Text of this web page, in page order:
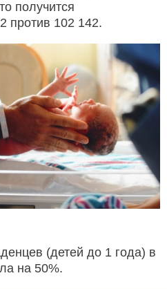
получится
против 102 142.
(детей до 1 года) в
на 50%.